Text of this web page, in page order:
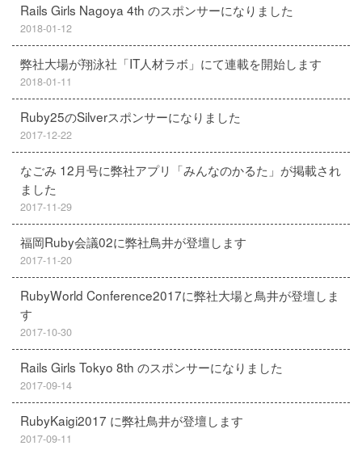
Rails Girls Nagoya 4th のスポンサーになりました
2018-01-12
弊社大場が翔泳社「IT人材ラボ」にて連載を開始します
2018-01-11
Ruby25のSilverスポンサーになりました
2017-12-22
なごみ 12月号に弊社アプリ「みんなのかるた」が掲載され
ました
2017-11-29
福岡Ruby会議02に弊社鳥井が登壇します
2017-11-20
RubyWorld Conference2017に弊社大場と鳥井が登壇しま
す
2017-10-30
Rails Girls Tokyo 8th のスポンサーになりました
2017-09-14
RubyKaigi2017 に弊社鳥井が登壇します
2017-09-11